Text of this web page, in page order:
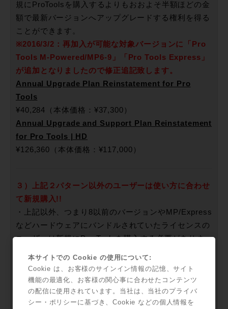
規にProToolsを購入するよりもおおよそ半額ほどの金
額で最新バージョンへアップグレードする権利を得る
ことができます。
※2016/3/2：再加入が可能な対象バージョンに「Pro
Tools M-Powered/MP6-9」「Pro Tools Express」
が追加となりましたので修正追記致します。
Annual Upgrade Plan Reinstatement for Pro
Tools
¥40,284（本体価格：¥37,300）
Annual Upgrade and Support Plan Reinstatement
for Pro Tools | HD
¥126,360（本体価格：¥117,000）
３）上記２パターン以外のユーザーは使い方に合わせ
て新規購入!!
・上記以外、つまり8以前のバージョンやMP/Express
などハードウェアにバンドルされていたライセンスの
ユーザーは新規にPro Toolsを購入する必要がありま
1年間の期間限定ながらフルオプションで割安の「サ
ブスクリプション（税込¥40,284）」と、サポートを
オプション選択制としたことで10万円オーバーだった
以前よりも割安になった「永続ライセンス（税込
本サイトでの Cookie の使用について:
Cookie は、お客様のサインイン情報の記憶、サイト
機能の最適化、お客様の関心事に合わせたコンテンツ
の配信に使用されています。当社は、当社のプライバ
シー・ポリシーに基づき、Cookie などの個人情報を